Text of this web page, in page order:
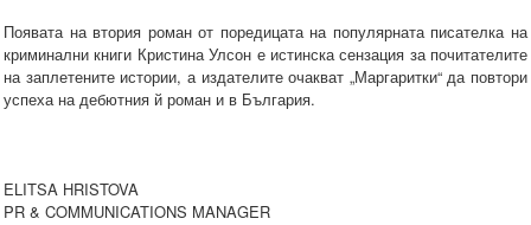
Появата на втория роман от поредицата на популярната писателка на
криминални книги Кристина Улсон е истинска сензация за почитателите
на заплетените истории, а издателите очакват „Маргаритки“ да повтори
успеха на дебютния й роман и в България.
ELITSA HRISTOVA
PR & COMMUNICATIONS MANAGER